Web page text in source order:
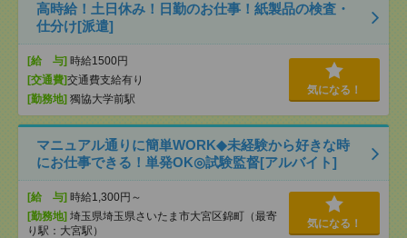
高時給！土日休み！日勤のお仕事！紙製品の検査・
仕分け[派遣]
[給 与] 時給1500円
[交通費]交通費支給有り
[勤務地] 獨協大学前駅
気になる！
マニュアル通りに簡単WORK◆未経験から好きな時
にお仕事できる！単発OK◎試験監督[アルバイト]
[給 与] 時給1,300円～
[勤務地] 埼玉県埼玉県さいたま市大宮区錦町（最寄
り駅：大宮駅）
気になる！